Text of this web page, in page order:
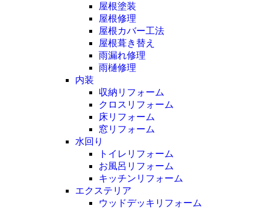
屋根塗装
屋根修理
屋根カバー工法
屋根葺き替え
雨漏れ修理
雨樋修理
内装
収納リフォーム
クロスリフォーム
床リフォーム
窓リフォーム
水回り
トイレリフォーム
お風呂リフォーム
キッチンリフォーム
エクステリア
ウッドデッキリフォーム